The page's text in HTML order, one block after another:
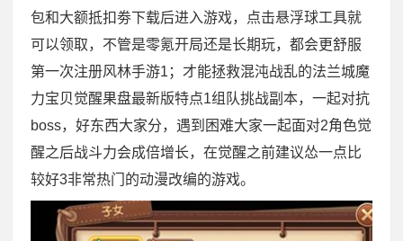
包和大额抵扣劵下载后进入游戏，点击悬浮球工具就
可以领取，不管是零氪开局还是长期玩，都会更舒服
第一次注册风林手游1；才能拯救混沌战乱的法兰城魔
力宝贝觉醒果盘最新版特点1组队挑战副本，一起对抗
boss，好东西大家分，遇到困难大家一起面对2角色觉
醒之后战斗力会成倍增长，在觉醒之前建议怂一点比
较好3非常热门的动漫改编的游戏。